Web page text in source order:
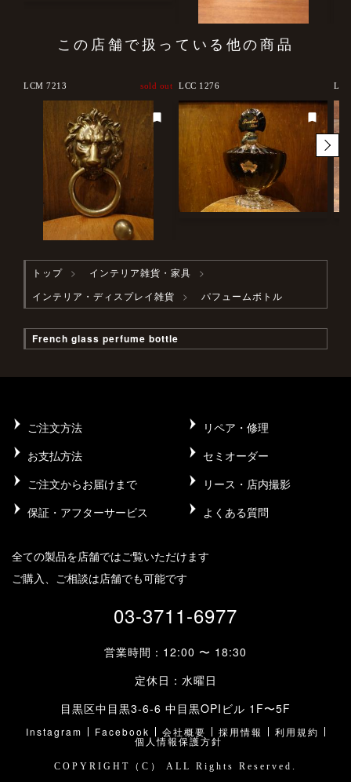
この店舗で扱っている他の商品
LCM 7213 sold out LCC 1276
トップ
インテリア雑貨・家具
インテリア・ディスプレイ雑貨
パフュームボトル
French glass perfume bottle
ご注文方法
リペア・修理
お支払方法
セミオーダー
ご注文からお届けまで
リース・店内撮影
保証・アフターサービス
よくある質問
全ての製品を店舗ではご覧いただけます
ご購入、ご相談は店舗でも可能です
03-3711-6977
営業時間：12:00 〜 18:30
定休日：水曜日
目黒区中目黒3-6-6 中目黒OPIビル 1F〜5F
Instagram Facebook 会社概要 採用情報 利用規約
個人情報保護方針
COPYRIGHT（C） ALL Rights Reserved.